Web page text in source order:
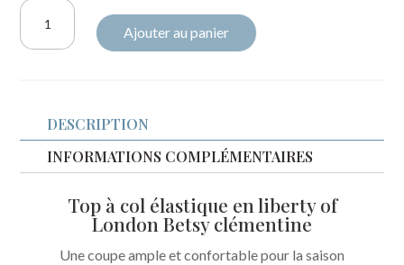
quantité
Betsy
Clementine
Ajouter au panier
DESCRIPTION
INFORMATIONS COMPLÉMENTAIRES
Top à col élastique en liberty of
London Betsy clémentine
Une coupe ample et confortable pour la saison